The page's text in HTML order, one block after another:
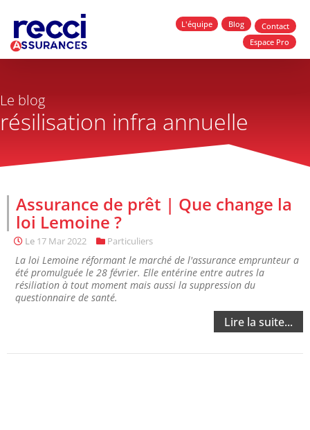
L'équipe Blog
Contact
Espace Pro
Le blog
résilisation infra annuelle
Assurance de prêt | Que change la
loi Lemoine ?
Le 17 Mar 2022 Particuliers
La loi Lemoine réformant le marché de l'assurance emprunteur a
été promulguée le 28 février. Elle entérine entre autres la
résiliation à tout moment mais aussi la suppression du
questionnaire de santé.
Lire la suite...